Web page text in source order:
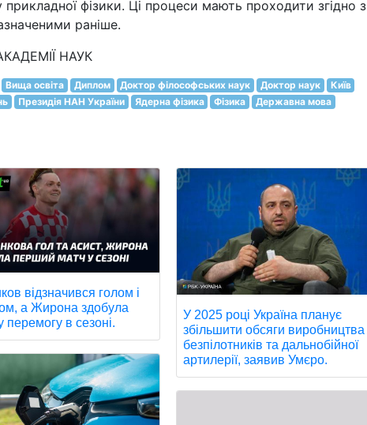
прикладної фізики. Ці процеси мають проходити згідно з
раніше.
НАУК
Вища освіта Диплом Доктор філософських наук Доктор наук
Київ
Президія НАН України Ядерна фізика Фізика
Державна мова
відзначився голом і
а Жирона здобула
перемогу в сезоні.
У 2025 році Україна планує
збільшити обсяги виробництва
безпілотників та дальнобійної
артилерії, заявив Умєро.